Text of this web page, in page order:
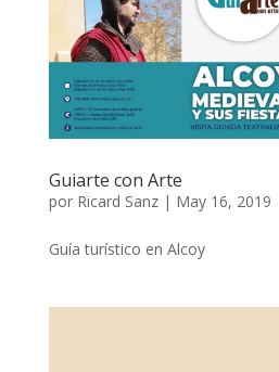
Guiarte con Arte
por Ricard Sanz| May 16, 2019
Guía turístico en Alcoy